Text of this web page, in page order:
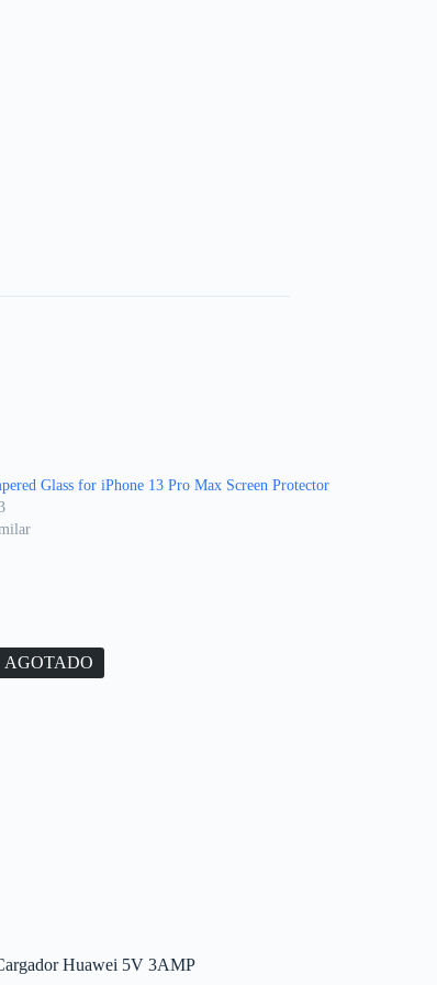
Glass for iPhone 13 Pro Max Screen Protector
AGOTADO
Huawei 5V 3AMP